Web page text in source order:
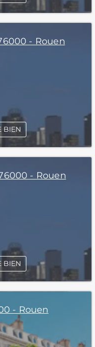
- Rouen
BIEN
- Rouen
BIEN
- Rouen